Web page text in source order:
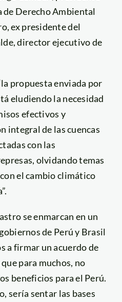
de Derecho Ambiental
ex presidente del
director ejecutivo de
propuesta enviada por
eludiendo la necesidad
efectivos y
integral de las cuencas
con las
olvidando temas
el cambio climático
se enmarcan en un
de Perú y Brasil
a firmar un acuerdo de
para muchos, no
beneficios para el Perú.
sería sentar las bases